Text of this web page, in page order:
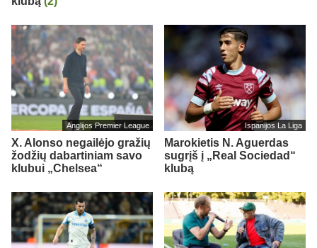
Anglijos Premier League
X. Alonso negailėjo gražių
žodžių dabartiniam savo
klubui „Chelsea“
Ispanijos La Liga
Marokietis N. Aguerdas
sugrįš į „Real Sociedad“
klubą